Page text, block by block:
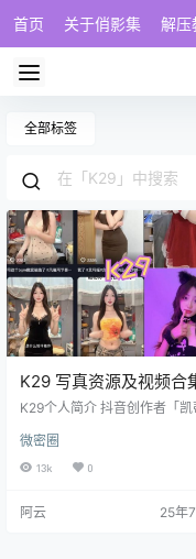
首页 关于俏影集 解压
全部标签
K29 写真资源及视频合
载
K29个人简介 抖音创作者「凯
是活跃于短视频平台的新锐博
属地安徽。该账号凭借6.6万粉
强化Z世代人设，形成鲜明的
微密圈
13k 0
阿云 25年